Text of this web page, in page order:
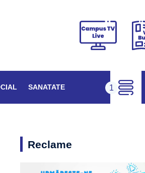
Campus
SANATATE
Reclame